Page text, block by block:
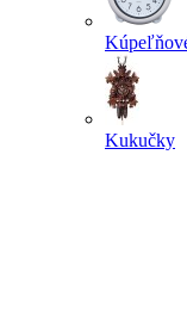
Kukučky